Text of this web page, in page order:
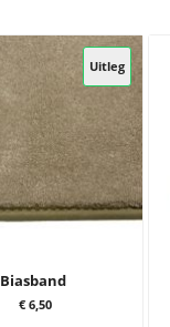
Uitleg
Biasband
€ 6,50